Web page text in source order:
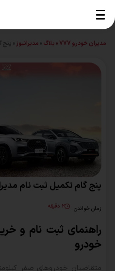
مدیران خودرو 777 » بلاگ » مدیرانیوز » پنج
پنج گام تکمیل ثبت نام
زمان خواندن: 2 دقیقه
راهنمای ثبت نام و
خودرو
متقاضیان خودروهای صفر